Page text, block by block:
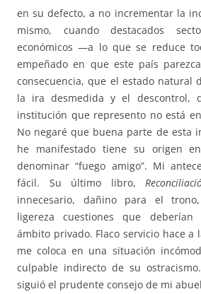
en su defecto, a no incrementar la
mismo, cuando destacados
económicos —a lo que se reduce
empeñado en que este país
consecuencia, que el estado natural
la ira desmedida y el descontrol,
institución que represento no está
No negaré que buena parte de esta
he manifestado tiene su origen
denominar “fuego amigo”. Mi
fácil. Su último libro,
innecesario, dañino para el
ligereza cuestiones que
ámbito privado. Flaco servicio hace a
me coloca en una situación
culpable indirecto de su
siguió el prudente consejo de mi